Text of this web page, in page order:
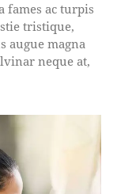
fames ac turpis
tristique,
augue magna
neque at,